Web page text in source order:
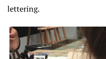
lettering.